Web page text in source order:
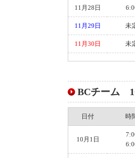
11月28日
11月29日 未
11月30日 未
BCチーム
日付 時
10月1日